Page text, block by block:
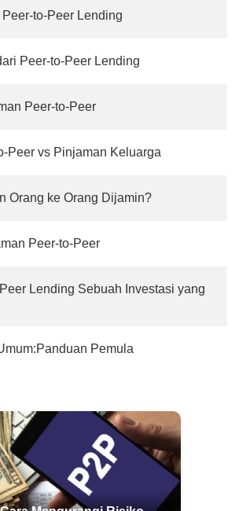
to-Peer Lending
Peer-to-Peer Lending
Peer-to-Peer
Peer vs Pinjaman Keluarga
Orang ke Orang Dijamin?
Peer-to-Peer
Lending Sebuah Investasi yang
Pemula